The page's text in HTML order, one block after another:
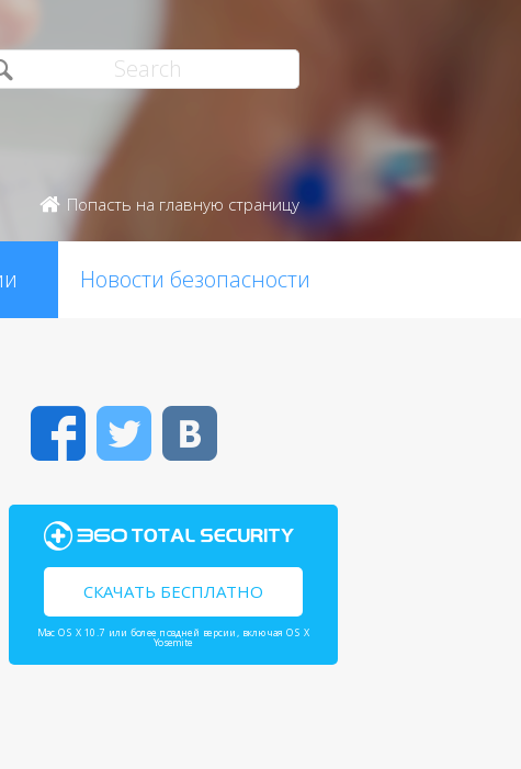
Попасть на главную страницу
Новости безопасности
FacebookTwitter
СКАЧАТЬ БЕСПЛАТНО
Mac OS X 10.7 или более поздней версии, включая OS X
Yosemite